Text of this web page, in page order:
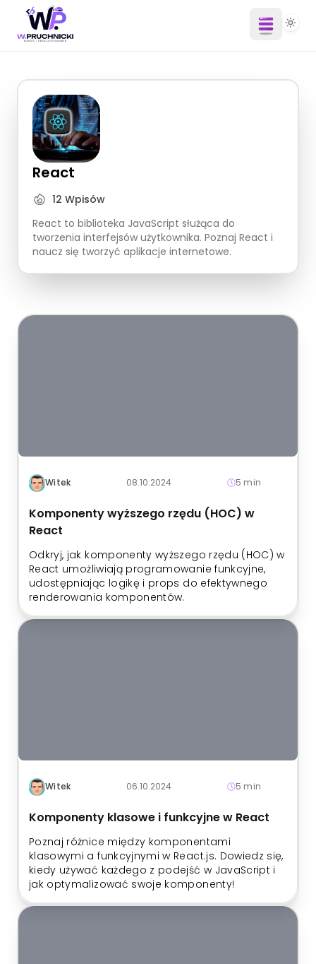
React
12 Wpisów
React to biblioteka JavaScript służąca do
tworzenia interfejsów użytkownika. Poznaj React i
naucz się tworzyć aplikacje internetowe.
Witek 08.10.2024 5 min
Komponenty wyższego rzędu (HOC) w
React
Odkryj, jak komponenty wyższego rzędu (HOC) w
React umożliwiają programowanie funkcyjne,
udostępniając logikę i props do efektywnego
renderowania komponentów.
Witek 06.10.2024 5 min
Komponenty klasowe i funkcyjne w React
Poznaj różnice między komponentami
klasowymi a funkcyjnymi w React.js. Dowiedz się,
kiedy używać każdego z podejść w JavaScript i
jak optymalizować swoje komponenty!